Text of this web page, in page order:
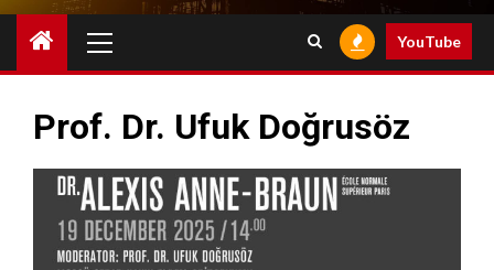
Menu
YouTube
Prof. Dr. Ufuk Doğrusöz